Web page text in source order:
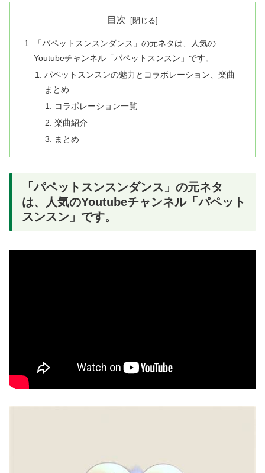
目次
「パペットスンスンダンス」の元ネタは、人気の
Youtubeチャンネル「パペットスンスン」です。
パペットスンスンの魅力とコラボレーション、楽曲
まとめ
コラボレーション一覧
楽曲紹介
まとめ
「パペットスンスンダンス」の元ネタ
は、人気のYoutubeチャンネル「パペット
スンスン」です。